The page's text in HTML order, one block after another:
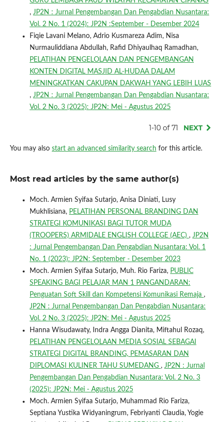
, JP2N : Jurnal Pengembangan Dan Pengabdian Nusantara:
Vol. 2 No. 1 (2024): JP2N :September - Desember 2024
Fiqie Lavani Melano, Adrio Kusmareza Adim, Nisa
Nurmauliddiana Abdullah, Rafid Dhiyaulhaq Ramadhan,
PELATIHAN PENGELOLAAN DAN PENGEMBANGAN
KONTEN DIGITAL MASJID AL-HUDAA DALAM
MENINGKATKAN CAKUPAN DAKWAH YANG LEBIH LUAS
, JP2N : Jurnal Pengembangan Dan Pengabdian Nusantara:
Vol. 2 No. 3 (2025): JP2N: Mei - Agustus 2025
1-10 of 71 NEXT
You may also start an advanced similarity search for this article.
Most read articles by the same author(s)
Moch. Armien Syifaa Sutarjo, Anisa Diniati, Lusy
Mukhlisiana, PELATIHAN PERSONAL BRANDING DAN
STRATEGI KOMUNIKASI BAGI TUTOR MUDA
(TROOPERS) ARMIDALE ENGLISH COLLEGE (AEC) , JP2N
: Jurnal Pengembangan Dan Pengabdian Nusantara: Vol. 1
No. 1 (2023): JP2N: September - Desember 2023
Moch. Armien Syifaa Sutarjo, Muh. Rio Fariza, PUBLIC
SPEAKING BAGI PELAJAR MAN 1 PANGANDARAN:
Penguatan Soft Skill dan Kompetensi Komunikasi Remaja ,
JP2N : Jurnal Pengembangan Dan Pengabdian Nusantara:
Vol. 2 No. 3 (2025): JP2N: Mei - Agustus 2025
Hanna Wisudawaty, Indra Angga Dianita, Miftahul Rozaq,
PELATIHAN PENGELOLAAN MEDIA SOSIAL SEBAGAI
STRATEGI DIGITAL BRANDING, PEMASARAN DAN
DIPLOMASI KULINER TAHU SUMEDANG , JP2N : Jurnal
Pengembangan Dan Pengabdian Nusantara: Vol. 2 No. 3
(2025): JP2N: Mei - Agustus 2025
Moch. Armien Syifaa Sutarjo, Muhammad Rio Fariza,
Septiana Yustika Widyaningrum, Febriyanti Claudia, Yogie